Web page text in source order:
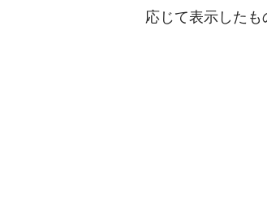
応じて表示したも